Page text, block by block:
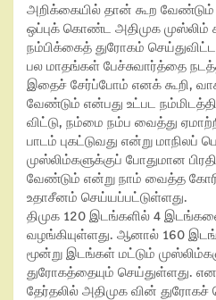
அறிக்கையில் தான் கூற
ஒப்புக் கொண்ட அதிமுக முஸ்லிம்
நம்பிக்கைத் துரோகம்
பல மாதங்கள் பேச்சுவார்த்தை
இதைச் சேர்ப்போம் எனக் கூறி,
வேண்டும் என்பது உட்பட
விட்டு, நம்மை நம்ப வைத்து
பாடம் புகட்டுவது என்று மாநிலப்
முஸ்லிம்களுக்குப் போதுமான
வேண்டும் என்று நாம் வைத்த
உதாசீனம் செய்யப்பட்டுள்ளது.
திமுக 120 இடங்களில் 4
வழங்கியுள்ளது. ஆனால் 160
மூன்று இடங்கள் மட்டும்
துரோகத்தையும் செய்துள்ளது.
தேர்தலில் அதிமுக வின் துரோகச்